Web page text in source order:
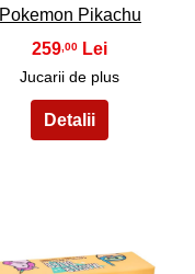
Pokemon Pikachu
259,00
Jucarii de plus